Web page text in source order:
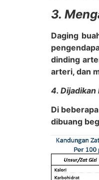
3.
Daging
dinding
arteri, dan
4. Dijadikan
Di
dibuang